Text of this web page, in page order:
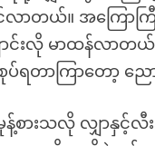
ာတယ်။ အကြောကြီး
ာင်းလို မာထန်လာတယ်
စုပ်ရတာကြာတော့ ည
န့်စားသလို လျှာနှင့်